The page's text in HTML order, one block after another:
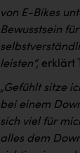
von E-Bikes
Bewusstsein
leisten“, erklärt
„Gefühlt sitze
bei einem
sich viel für
alles dem